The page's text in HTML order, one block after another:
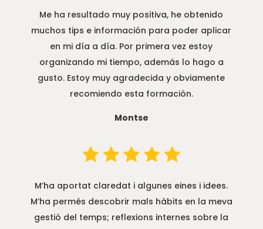
Me ha resultado muy positiva, he obtenido
muchos tips e información para poder aplicar
en mi día a día. Por primera vez estoy
organizando mi tiempo, además lo hago a
gusto. Estoy muy agradecida y obviamente
recomiendo esta formación.
Montse
M’ha aportat claredat i algunes eines i idees.
M’ha permés descobrir mals hàbits en la meva
gestió del temps; reflexions internes sobre la